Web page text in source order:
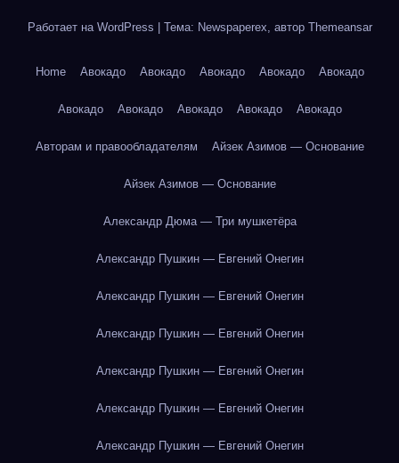
Работает на WordPress Тема: Newspaperex, автор Themeansar
Home Авокадо Авокадо Авокадо Авокадо Авокадо
Авокадо Авокадо Авокадо Авокадо Авокадо
Авторам и правообладателям Айзек Азимов — Основание
Айзек Азимов — Основание
Александр Дюма — Три мушкетёра
Александр Пушкин — Евгений Онегин
Александр Пушкин — Евгений Онегин
Александр Пушкин — Евгений Онегин
Александр Пушкин — Евгений Онегин
Александр Пушкин — Евгений Онегин
Александр Пушкин — Евгений Онегин